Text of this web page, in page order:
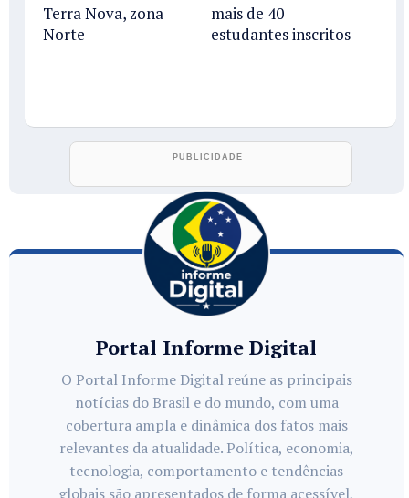
Terra Nova, zona
Norte
mais de 40
estudantes inscritos
Portal Informe Digital
O Portal Informe Digital reúne as principais
notícias do Brasil e do mundo, com uma
cobertura ampla e dinâmica dos fatos mais
relevantes da atualidade. Política, economia,
tecnologia, comportamento e tendências
globais são apresentados de forma acessível,